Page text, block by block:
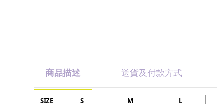
商品描述 送貨及付款方式
SIZE S M
L